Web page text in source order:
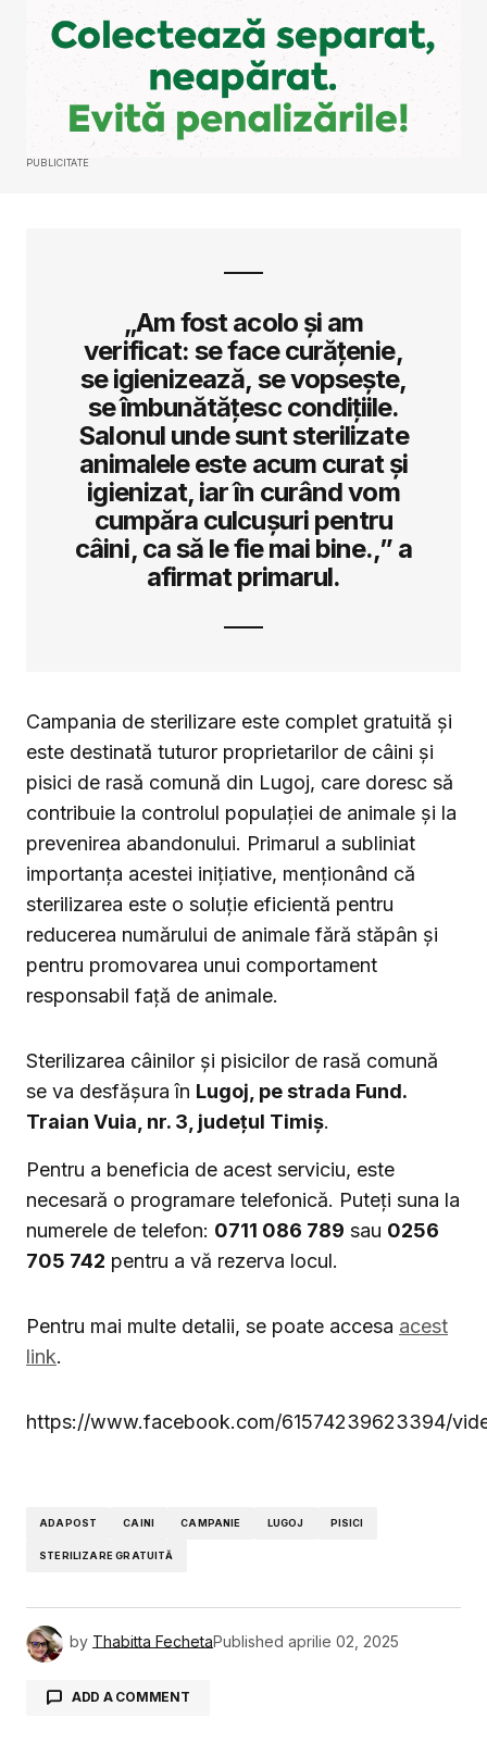
PUBLICITATE
„Am fost acolo și am
verificat: se face curățenie,
se igienizează, se vopsește,
se îmbunătățesc condițiile.
Salonul unde sunt sterilizate
animalele este acum curat și
igienizat, iar în curând vom
cumpăra culcușuri pentru
câini, ca să le fie mai bine.,” a
afirmat primarul.
Campania de sterilizare este complet gratuită și
este destinată tuturor proprietarilor de câini și
pisici de rasă comună din Lugoj, care doresc să
contribuie la controlul populației de animale și la
prevenirea abandonului. Primarul a subliniat
importanța acestei inițiative, menționând că
sterilizarea este o soluție eficientă pentru
reducerea numărului de animale fără stăpân și
pentru promovarea unui comportament
responsabil față de animale.
Sterilizarea câinilor și pisicilor de rasă comună
se va desfășura în Lugoj, pe strada Fund.
Traian Vuia, nr. 3, județul Timiș.
Pentru a beneficia de acest serviciu, este
necesară o programare telefonică. Puteți suna la
numerele de telefon: 0711 086 789 sau 0256
705 742 pentru a vă rezerva locul.
Pentru mai multe detalii, se poate accesa acest
link.
https://www.facebook.com/61574239623394/
ADAPOST CAINI CAMPANIE LUGOJ PISICI
STERILIZARE GRATUITĂ
by Thabitta FechetaPublished aprilie 02, 2025
ADD A COMMENT